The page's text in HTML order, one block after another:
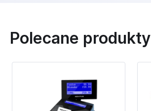
Polecane produkty